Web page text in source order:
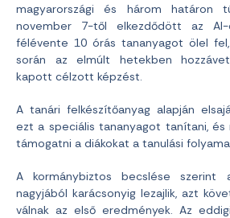
magyarországi és három határon
november 7-től elkezdődött az
félévente 10 órás tananyagot ölel
során az elmúlt hetekben
kapott célzott képzést.
A tanári felkészítőanyag alapján
ezt a speciális tananyagot tanítani, és
támogatni a diákokat a tanulási
A kormánybiztos becslése szerint
nagyjából karácsonyig lezajlik, azt
válnak az első eredmények. Az